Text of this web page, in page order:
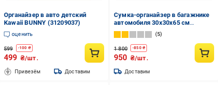
Органайзер в авто детский
Kawaii BUNNY (31209037)
оценить
599 -100 ₴
499 ₴/шт.
Привезём Доставим
Сумка-органайзер в багажнике
автомобиля 30x30x65 см
(245234)
5
1 800 -850₴
950 ₴/шт.
Доставим